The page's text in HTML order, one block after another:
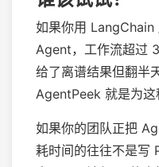
如果你用
Agent，工作流超过
给了离谱结果但翻
AgentPeek 就是为这
如果你的团队正把
耗时间的往往不是写